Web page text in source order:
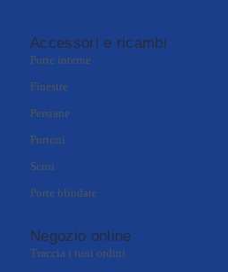
Accessori e ricambi
Porte interne
Finestre
Persiane
Portoni
Scuri
Porte blindate
Negozio online
Traccia i tuoi ordini